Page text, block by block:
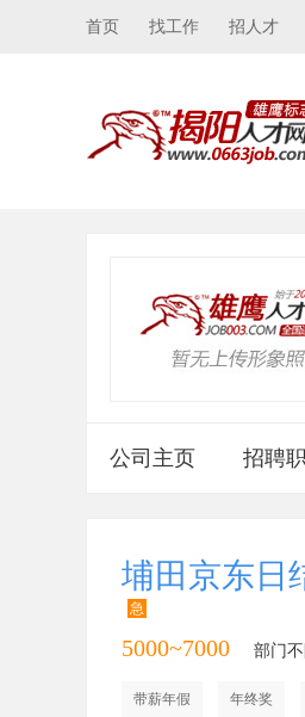
首页 找工作 招人才
公司主页 招聘
埔田京东日
急
5000~7000 部门
带薪年假 年终奖